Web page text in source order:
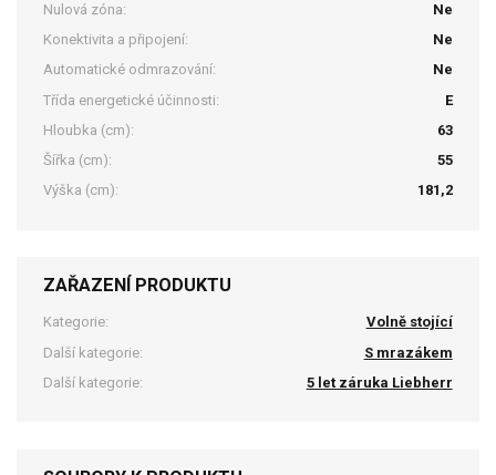
Nulová zóna:
Ne
Konektivita a připojení:
Ne
Automatické odmrazování:
Ne
Třída energetické účinnosti:
E
Hloubka (cm):
63
Šířka (cm):
55
Výška (cm):
181,2
ZAŘAZENÍ PRODUKTU
Kategorie:
Volně stojící
Další kategorie:
S mrazákem
Další kategorie:
5 let záruka Liebherr